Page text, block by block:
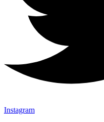
Instagram